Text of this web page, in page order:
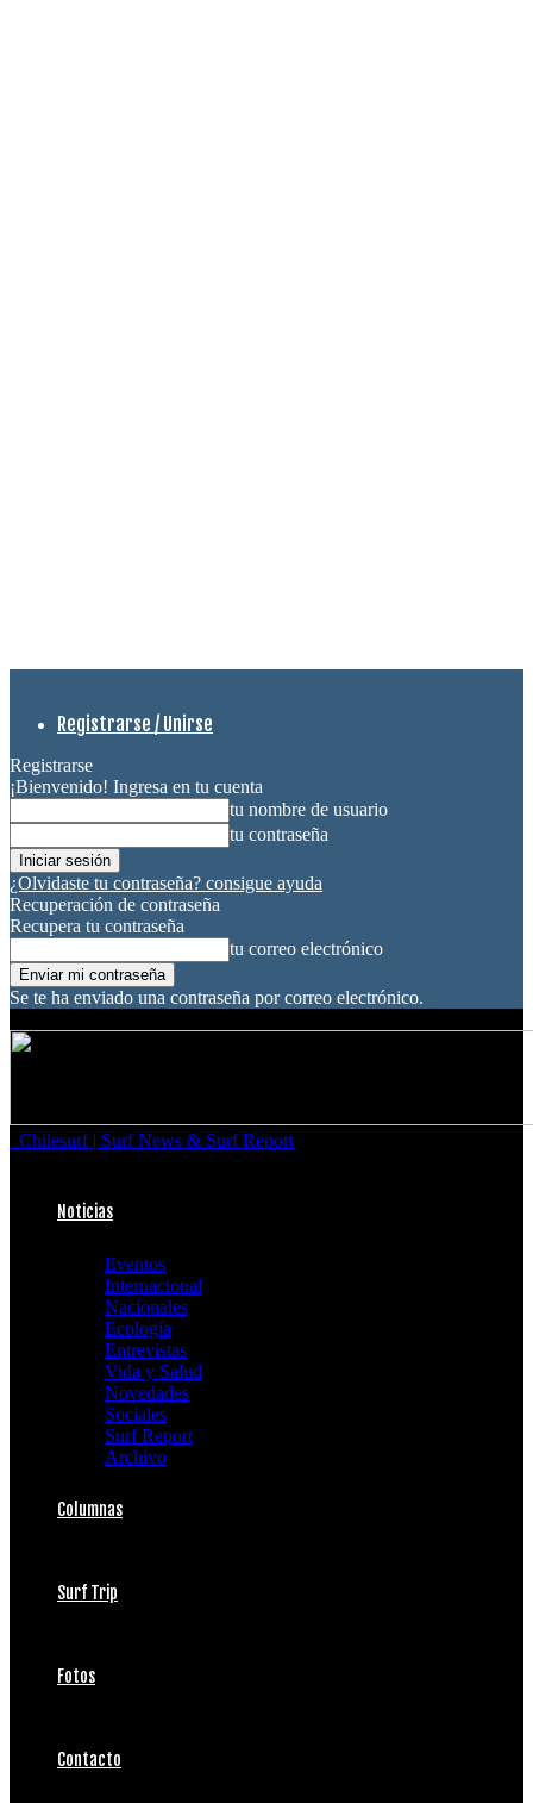
Registrarse / Unirse
Registrarse
¡Bienvenido! Ingresa en tu cuenta
tu nombre de usuario
tu contraseña
¿Olvidaste tu contraseña? consigue ayuda
Recuperación de contraseña
Recupera tu contraseña
tu correo electrónico
Se te ha enviado una contraseña por correo electrónico.
Chilesurf | Surf News & Surf Report
Noticias
Eventos
Internacional
Nacionales
Ecología
Entrevistas
Vida y Salud
Novedades
Sociales
Surf Report
Archivo
Columnas
Surf Trip
Fotos
Contacto